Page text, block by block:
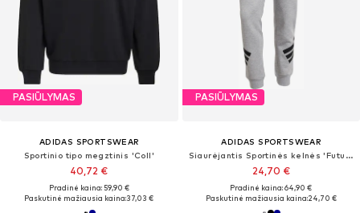
PASIŪLYMAS
ADIDAS SPORTSWEAR
Sportinio tipo megztinis 'Coll'
40,72 €
Pradinė kaina: 59,90 €
Paskutinė mažiausia kaina:37,03 €
PASIŪLYMAS
ADIDAS SPORTSWEAR
Siaurėjantis Sportinės kelnės 'Future Icons'
24,70 €
Pradinė kaina: 64,90 €
Paskutinė mažiausia kaina:24,70 €